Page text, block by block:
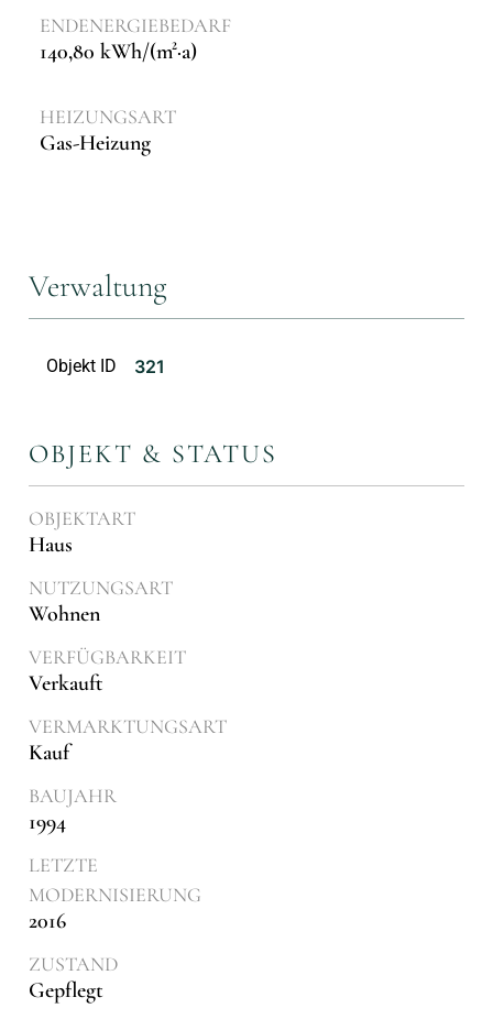
ENDENERGIEBEDARF
140,80 kWh/(m²·a)
HEIZUNGSART
Gas-Heizung
Verwaltung
Objekt ID 321
OBJEKT & STATUS
OBJEKTART
Haus
NUTZUNGSART
Wohnen
VERFÜGBARKEIT
Verkauft
VERMARKTUNGSART
Kauf
BAUJAHR
1994
LETZTE
MODERNISIERUNG
2016
ZUSTAND
Gepflegt